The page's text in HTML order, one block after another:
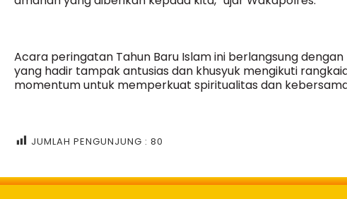
Acara peringatan Tahun Baru Islam ini berlangsung
yang hadir tampak antusias dan khusyuk mengikuti
momentum untuk memperkuat spiritualitas dan
JUMLAH PENGUNJUNG : 80